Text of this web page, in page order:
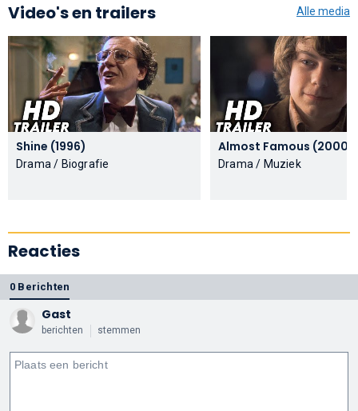
Video's en trailers Alle media
Shine (1996)
Drama / Biografie
Almost Famous (2000)
Drama / Muziek
Reacties
0 Berichten
Gast
berichten stemmen